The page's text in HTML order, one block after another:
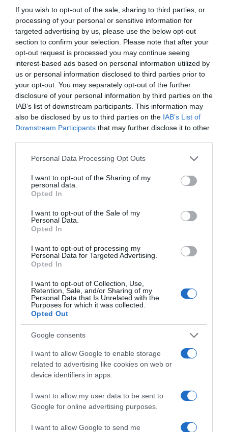
If you wish to opt-out of the sale, sharing to third parties, or
processing of your personal or sensitive information for
targeted advertising by us, please use the below opt-out
section to confirm your selection. Please note that after your
opt-out request is processed you may continue seeing
interest-based ads based on personal information utilized by
us or personal information disclosed to third parties prior to
your opt-out. You may separately opt-out of the further
disclosure of your personal information by third parties on the
IAB’s list of downstream participants. This information may
also be disclosed by us to third parties on the IAB’s List of
Downstream Participants that may further disclose it to other
Please note that this website/app uses one or more Google
not limited to your visit or usage behaviour. You may click to
grant or deny consent to Google and its third-party tags to
use your data for below specified purposes in below Google
consent section.
Personal Data Processing Opt Outs
I want to opt-out of the Sharing of my
personal data.
Opted In
I want to opt-out of the Sale of my
Personal Data.
Opted In
I want to opt-out of processing my
Personal Data for Targeted Advertising.
Opted In
I want to opt-out of Collection, Use,
Retention, Sale, and/or Sharing of my
Personal Data that Is Unrelated with the
Purposes for which it was collected.
Opted Out
Google consents
I want to allow Google to enable storage
related to advertising like cookies on web or
device identifiers in apps.
I want to allow my user data to be sent to
Google for online advertising purposes.
I want to allow Google to send me
ΝΟΜΠΕΛ ΕΙΡΗΝΗΣ ΝΟΡΒΗΓΙΑ
ΔΙΑΦΗΜΙΣΗ
ΣΧΟΛΙΑ